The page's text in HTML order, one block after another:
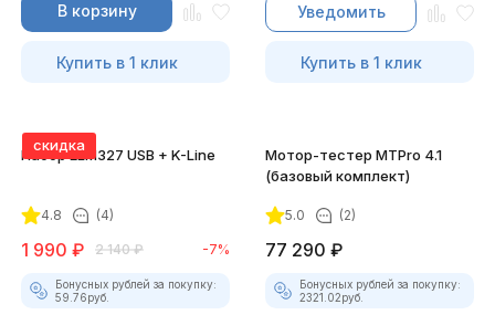
В корзину
Купить в 1 клик
Уведомить
Купить в 1 клик
скидка
Набор ELM327 USB + K-Line
4.8 (4)
1 990 ₽ 2 140 ₽ -7%
Бонусных рублей за покупку:
59.76руб.
Мотор-тестер MTPro 4.1
(базовый комплект)
5.0 (2)
77 290 ₽
Бонусных рублей за покупку:
2321.02руб.